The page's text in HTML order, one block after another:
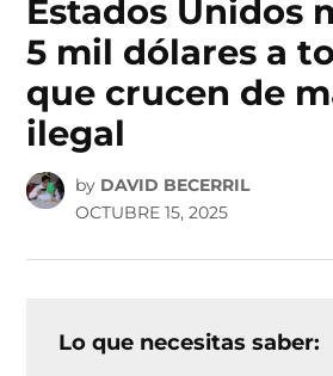
Estados Unidos
5 mil dólares a
que crucen de
ilegal
by DAVID BECERRIL
OCTUBRE 15, 2025
Lo que necesitas saber: